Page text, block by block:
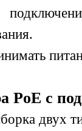
PoE с
двух